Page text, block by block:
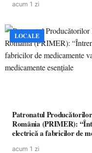
acum 1 zi
LOCALE
Patronatul
România (PRIMER):
electrică a fabricilor de
acum 1 zi